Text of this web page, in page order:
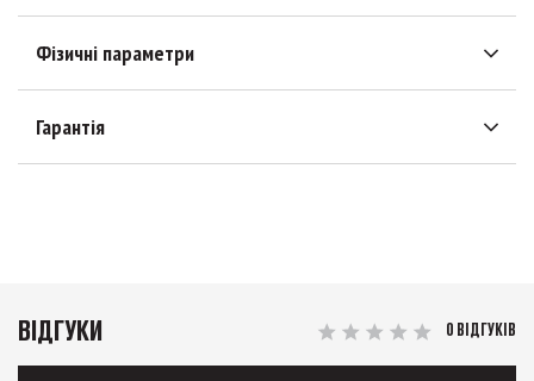
Фізичні параметри
Гарантія
ВІДГУКИ 0 ВІДГУКІВ